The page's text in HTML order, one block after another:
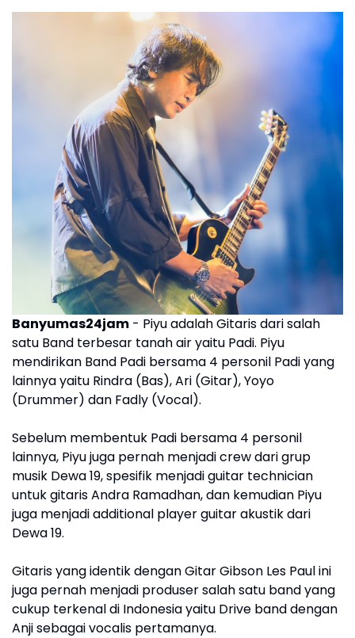
Banyumas24jam - Piyu adalah Gitaris dari salah
satu Band terbesar tanah air yaitu Padi. Piyu
mendirikan Band Padi bersama 4 personil Padi yang
lainnya yaitu Rindra (Bas), Ari (Gitar), Yoyo
(Drummer) dan Fadly (Vocal).
Sebelum membentuk Padi bersama 4 personil
lainnya, Piyu juga pernah menjadi crew dari grup
musik Dewa 19, spesifik menjadi guitar technician
untuk gitaris Andra Ramadhan, dan kemudian Piyu
juga menjadi additional player guitar akustik dari
Dewa 19.
Gitaris yang identik dengan Gitar Gibson Les Paul ini
juga pernah menjadi produser salah satu band yang
cukup terkenal di Indonesia yaitu Drive band dengan
Anji sebagai vocalis pertamanya.